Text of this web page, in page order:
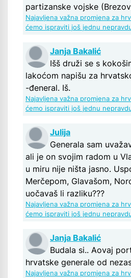
partizanske vojske
Najavljena važna promjena za
ćemo ispraviti još jednu
Janja Bakalić
Išš druži se s
lakoćom napišu za
-đeneral. Iš.
Najavljena važna promjena za
ćemo ispraviti još jednu
Julija
Generala sam
ali je on svojim radom u
u miru nije ništa jasno.
Merčepom, Glavašom,
uočavaš li razliku???
Najavljena važna promjena za
ćemo ispraviti još jednu
Janja Bakalić
Budala si.. Aovaj
hrvatske generale od
Najavljena važna promjena za